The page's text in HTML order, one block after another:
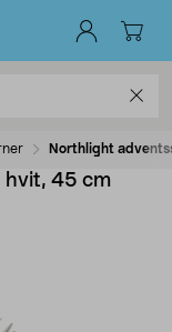
Northlight
hvit, 45 cm